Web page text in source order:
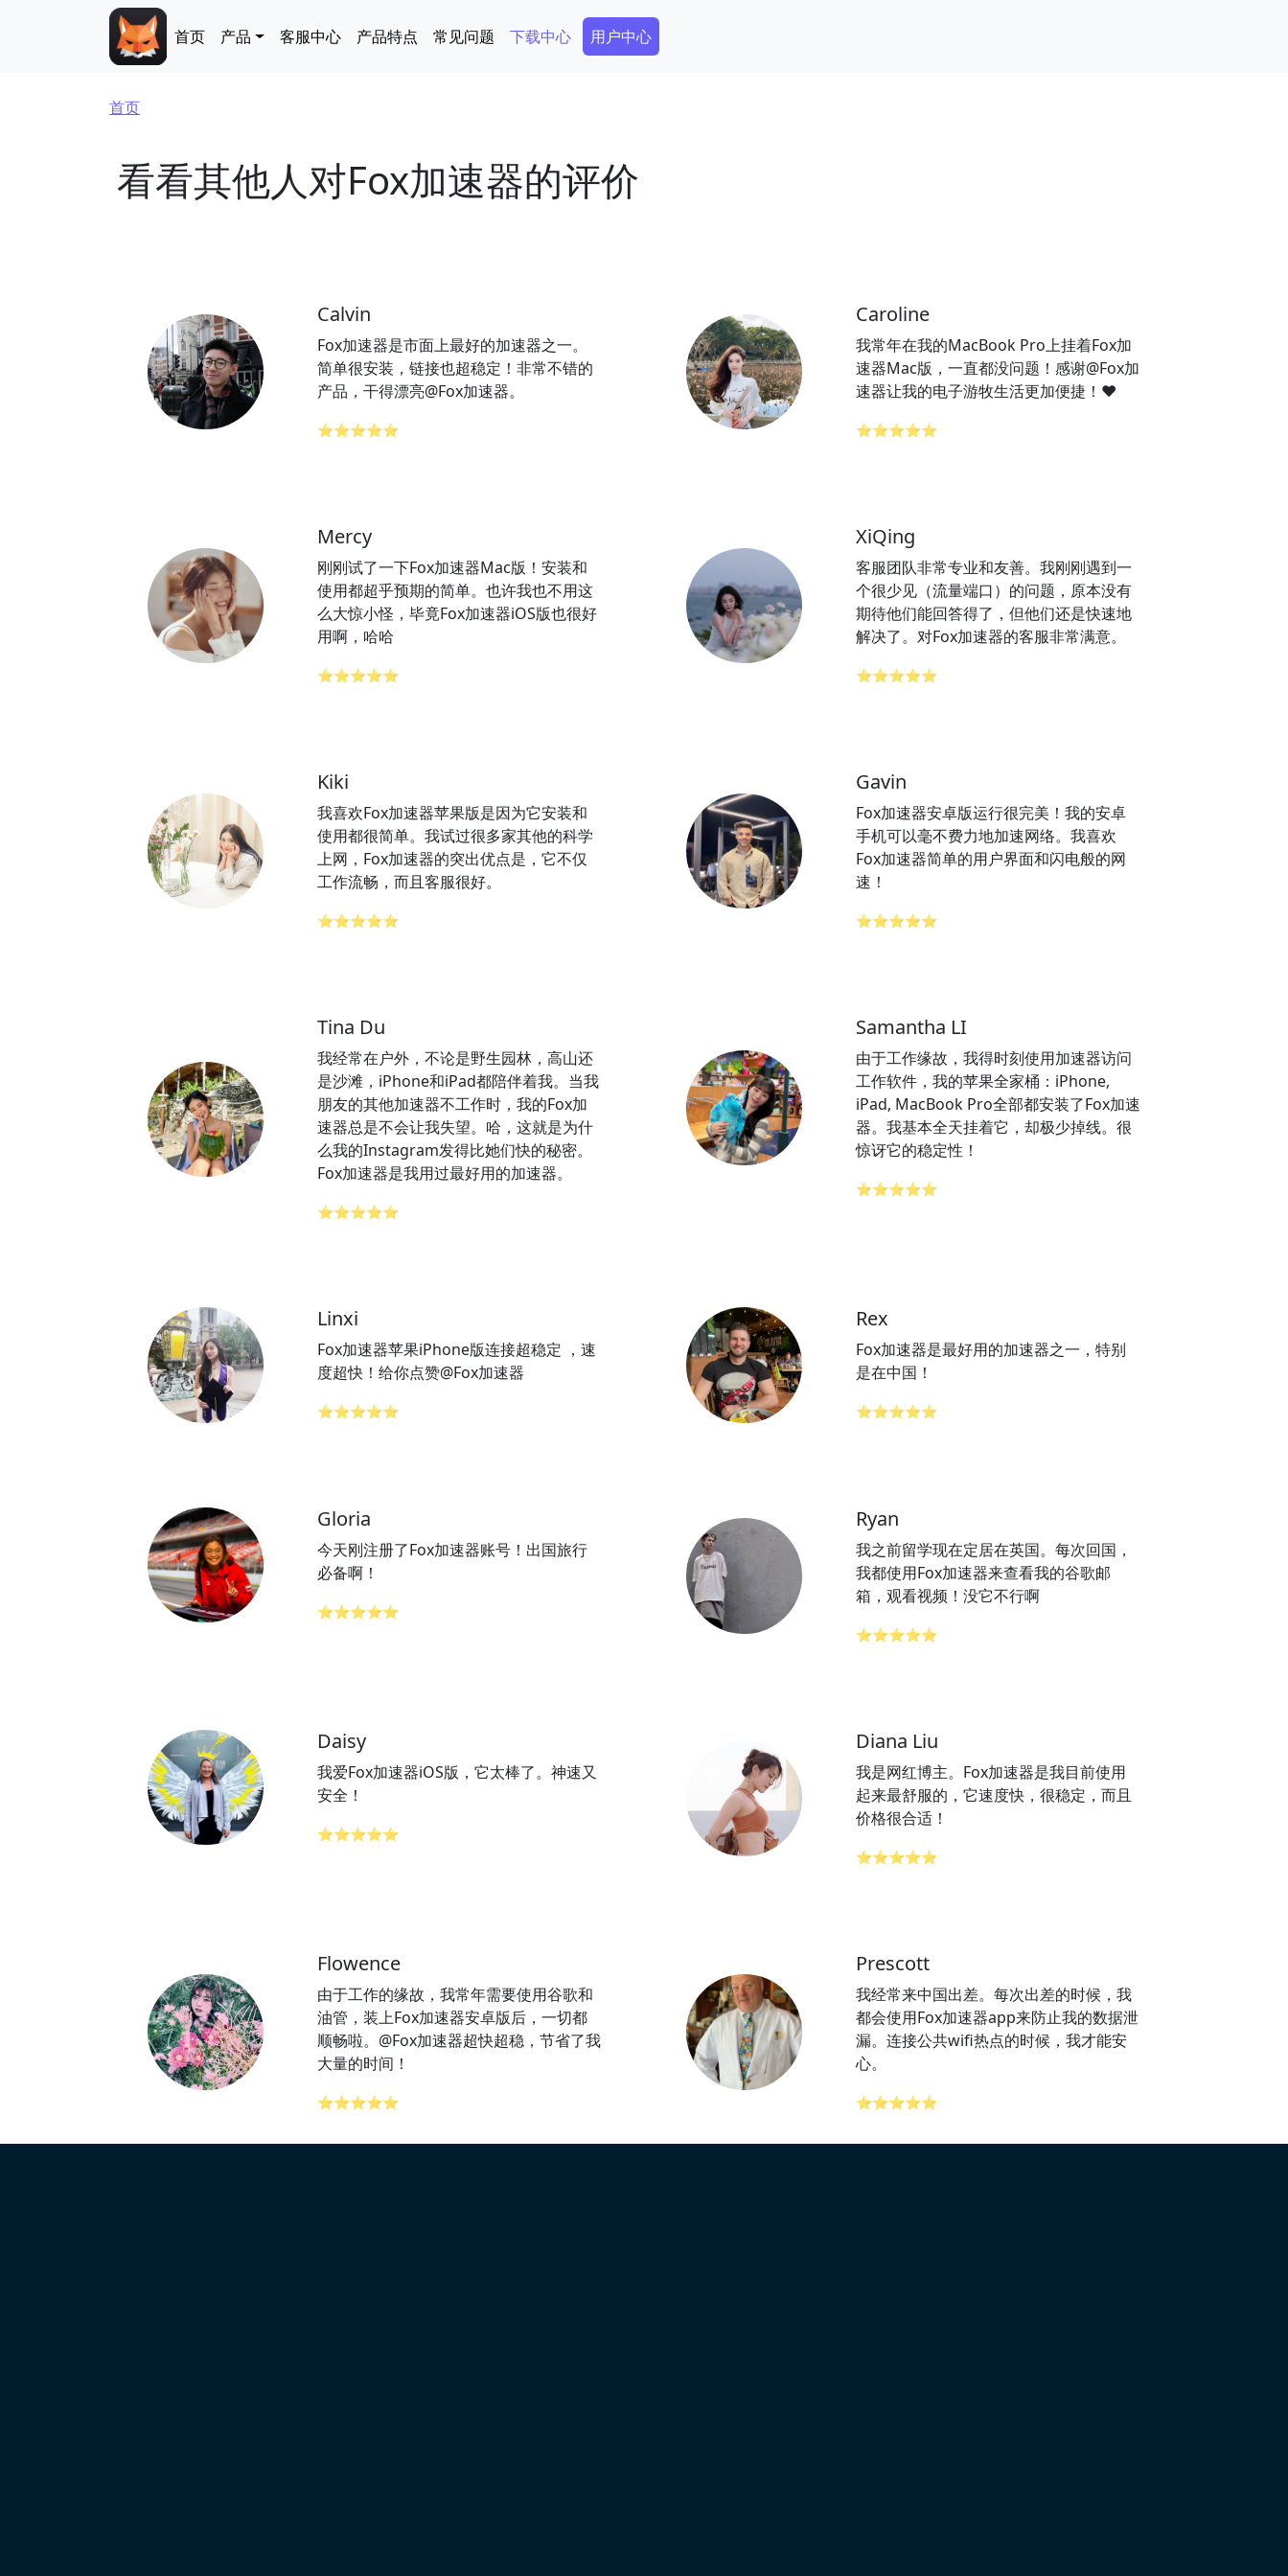
Main navigation
首页 产品 客服中心 产品特点 常见问题 下载中心 Secondary Menu
用户中心
面包屑
首页
看看其他人对Fox加速器的评价
Calvin
Fox加速器是市面上最好的加速器之一。
简单很安装，链接也超稳定！非常不错的
产品，干得漂亮@Fox加速器。
⭐⭐⭐⭐⭐
Caroline
我常年在我的MacBook Pro上挂着Fox加
速器Mac版，一直都没问题！感谢@Fox加
速器让我的电子游牧生活更加便捷！❤️
⭐⭐⭐⭐⭐
Mercy
刚刚试了一下Fox加速器Mac版！安装和
使用都超乎预期的简单。也许我也不用这
么大惊小怪，毕竟Fox加速器iOS版也很好
用啊，哈哈
⭐⭐⭐⭐⭐
XiQing
客服团队非常专业和友善。我刚刚遇到一
个很少见（流量端口）的问题，原本没有
期待他们能回答得了，但他们还是快速地
解决了。对Fox加速器的客服非常满意。
⭐⭐⭐⭐⭐
Kiki
我喜欢Fox加速器苹果版是因为它安装和
使用都很简单。我试过很多家其他的科学
上网，Fox加速器的突出优点是，它不仅
工作流畅，而且客服很好。
⭐⭐⭐⭐⭐
Gavin
Fox加速器安卓版运行很完美！我的安卓
手机可以毫不费力地加速网络。我喜欢
Fox加速器简单的用户界面和闪电般的网
速！
⭐⭐⭐⭐⭐
Tina Du
我经常在户外，不论是野生园林，高山还
是沙滩，iPhone和iPad都陪伴着我。当我
朋友的其他加速器不工作时，我的Fox加
速器总是不会让我失望。哈，这就是为什
么我的Instagram发得比她们快的秘密。
Fox加速器是我用过最好用的加速器。
⭐⭐⭐⭐⭐
Samantha LI
由于工作缘故，我得时刻使用加速器访问
工作软件，我的苹果全家桶：iPhone,
iPad, MacBook Pro全部都安装了Fox加速
器。我基本全天挂着它，却极少掉线。很
惊讶它的稳定性！
⭐⭐⭐⭐⭐
Linxi
Fox加速器苹果iPhone版连接超稳定 ，速
度超快！给你点赞@Fox加速器
⭐⭐⭐⭐⭐
Rex
Fox加速器是最好用的加速器之一，特别
是在中国！
⭐⭐⭐⭐⭐
Gloria
今天刚注册了Fox加速器账号！出国旅行
必备啊！
⭐⭐⭐⭐⭐
Ryan
我之前留学现在定居在英国。每次回国，
我都使用Fox加速器来查看我的谷歌邮
箱，观看视频！没它不行啊
⭐⭐⭐⭐⭐
Daisy
我爱Fox加速器iOS版，它太棒了。神速又
安全！
⭐⭐⭐⭐⭐
Diana Liu
我是网红博主。Fox加速器是我目前使用
起来最舒服的，它速度快，很稳定，而且
价格很合适！
⭐⭐⭐⭐⭐
Flowence
由于工作的缘故，我常年需要使用谷歌和
油管，装上Fox加速器安卓版后，一切都
顺畅啦。@Fox加速器超快超稳，节省了我
大量的时间！
⭐⭐⭐⭐⭐
Prescott
我经常来中国出差。每次出差的时候，我
都会使用Fox加速器app来防止我的数据泄
漏。连接公共wifi热点的时候，我才能安
心。
⭐⭐⭐⭐⭐